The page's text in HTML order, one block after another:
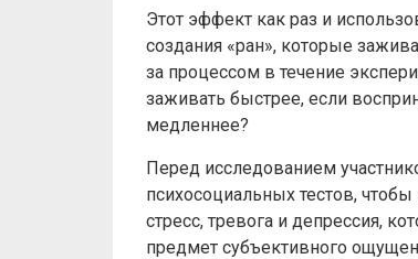
Этот эффект как раз и
создания «ран», которые
за процессом в течение
заживать быстрее, если
медленнее?
Перед исследованием
психосоциальных тестов,
стресс, тревога и депрессия,
предмет субъективного